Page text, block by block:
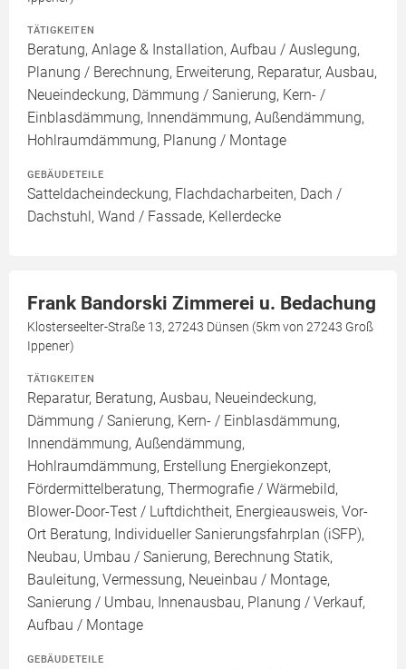
TÄTIGKEITEN
Beratung, Anlage & Installation, Aufbau / Auslegung,
Planung / Berechnung, Erweiterung, Reparatur, Ausbau,
Neueindeckung, Dämmung / Sanierung, Kern- /
Einblasdämmung, Innendämmung, Außendämmung,
Hohlraumdämmung, Planung / Montage
GEBÄUDETEILE
Satteldacheindeckung, Flachdacharbeiten, Dach /
Dachstuhl, Wand / Fassade, Kellerdecke
Frank Bandorski Zimmerei u. Bedachung
Klosterseelter-Straße 13, 27243 Dünsen (5km von 27243 Groß
Ippener)
TÄTIGKEITEN
Reparatur, Beratung, Ausbau, Neueindeckung,
Dämmung / Sanierung, Kern- / Einblasdämmung,
Innendämmung, Außendämmung,
Hohlraumdämmung, Erstellung Energiekonzept,
Fördermittelberatung, Thermografie / Wärmebild,
Blower-Door-Test / Luftdichtheit, Energieausweis, Vor-
Ort Beratung, Individueller Sanierungsfahrplan (iSFP),
Neubau, Umbau / Sanierung, Berechnung Statik,
Bauleitung, Vermessung, Neueinbau / Montage,
Sanierung / Umbau, Innenausbau, Planung / Verkauf,
Aufbau / Montage
GEBÄUDETEILE